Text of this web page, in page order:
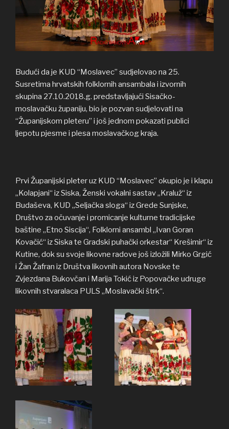
Budući da je KUD “Moslavec” sudjelovao na 25.
Susretima hrvatskih folklornih ansambala i izvornih
skupina 27.10.2018.g. predstavljajući Sisačko-
moslavačku županiju, bio je pozvan sudjelovati na
“Županijskom pleteru” i još jednom pokazati publici
ljepotu pjesme i plesa moslavačkog kraja.
Prvi Županijski pleter uz KUD “Moslavec” okupio je i klapu
„Kolapjani“ iz Siska, Ženski vokalni sastav „Kraluž“ iz
Budaševa, KUD „Seljačka sloga“ iz Grede Sunjske,
Društvo za očuvanje i promicanje kulturne tradicijske
baštine „Etno Siscija“, Folklorni ansambl „Ivan Goran
Kovačić“ iz Siska te Gradski puhački orkestar“ Krešimir“ iz
Kutine, dok su svoje likovne radove još izložili Mirko Grgić
i Žan Žafran iz Društva likovnih autora Novske te
Zvjezdana Bukovčan i Marija Tokić iz Popovačke udruge
likovnih stvaralaca PULS „Moslavački štrk“.